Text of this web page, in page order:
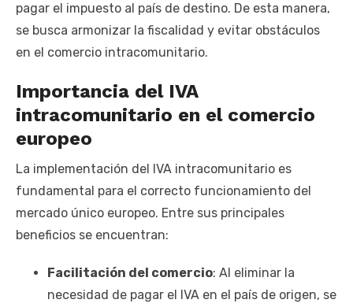
pagar el impuesto al país de destino. De esta manera,
se busca armonizar la fiscalidad y evitar obstáculos
en el comercio intracomunitario.
Importancia del IVA
intracomunitario en el comercio
europeo
La implementación del IVA intracomunitario es
fundamental para el correcto funcionamiento del
mercado único europeo. Entre sus principales
beneficios se encuentran:
Facilitación del comercio: Al eliminar la
necesidad de pagar el IVA en el país de origen, se